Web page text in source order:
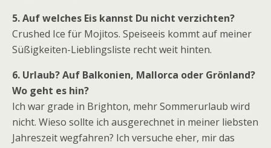
5. Auf welches Eis kannst Du nicht verzichten?
Crushed Ice für Mojitos. Speiseeis kommt auf meiner
Süßigkeiten-Lieblingsliste recht weit hinten.
6. Urlaub? Auf Balkonien, Mallorca oder Grönland?
Wo geht es hin?
Ich war grade in Brighton, mehr Sommerurlaub wird
nicht. Wieso sollte ich ausgerechnet in meiner liebsten
Jahreszeit wegfahren? Ich versuche eher, mir das